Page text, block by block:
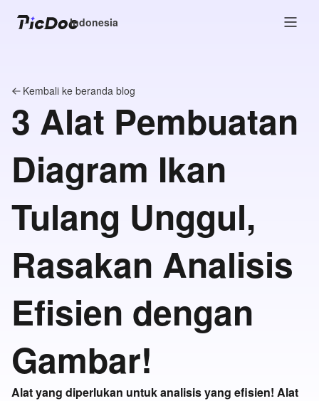
Indonesia
Kembali ke beranda blog
3 Alat Pembuatan
Diagram Ikan
Tulang Unggul,
Rasakan Analisis
Efisien dengan
Gambar!
Alat yang diperlukan untuk analisis yang efisien! Alat